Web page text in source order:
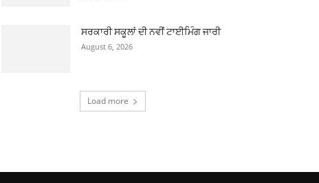
ਸਰਕਾਰੀ ਸਕੂਲਾਂ ਦੀ ਨਵੀਂ ਟਾਈਮਿੰਗ ਜਾਰੀ
August 6, 2026
Load more